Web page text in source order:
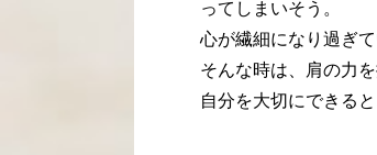
ってしまいそう。
心が繊細になり過ぎて
そんな時は、肩の力
自分を大切にできる